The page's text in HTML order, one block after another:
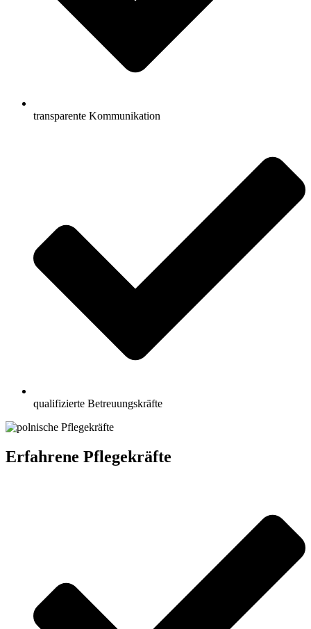
transparente Kommunikation
qualifizierte Betreuungskräfte
Erfahrene Pflegekräfte